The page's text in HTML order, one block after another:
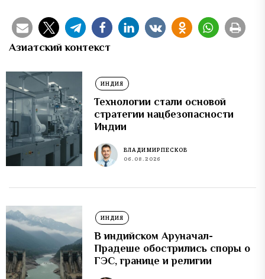
Азиатский контекст
ИНДИЯ
Технологии стали основой
стратегии нацбезопасности
Индии
ВЛАДИМИР ПЕСКОВ
06.08.2026
ИНДИЯ
В индийском Аруначал-
Прадеше обострились споры о
ГЭС, границе и религии